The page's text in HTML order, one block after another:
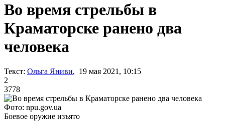
Во время стрельбы в
Краматорске ранено два
человека
Текст: Ольга Яниви, 19 мая 2021, 10:15
2
3778
Фото: npu.gov.ua
Боевое оружие изъято